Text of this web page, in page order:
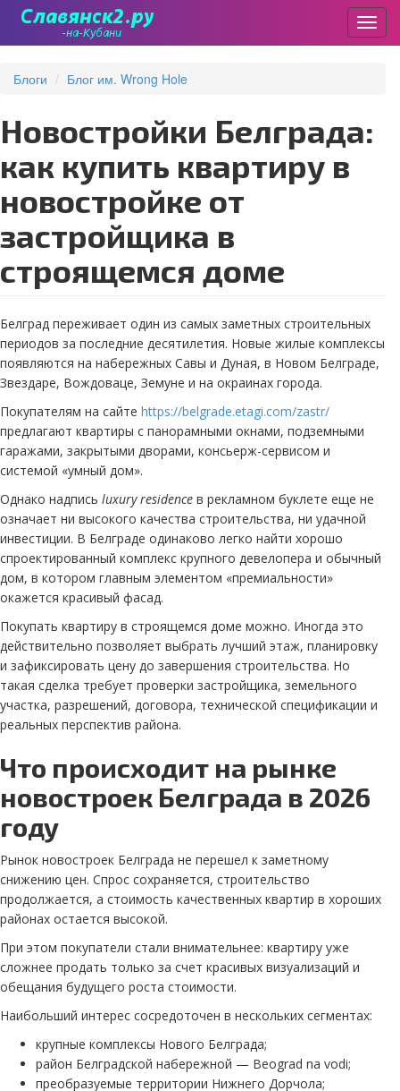
основному
Блоги Блог им. Wrong Hole
Новостройки Белграда:
как купить квартиру в
новостройке от
застройщика в
строящемся доме
Белград переживает один из самых заметных строительных
периодов за последние десятилетия. Новые жилые комплексы
появляются на набережных Савы и Дуная, в Новом Белграде,
Звездаре, Вождоваце, Земуне и на окраинах города.
Покупателям на сайте https://belgrade.etagi.com/zastr/
предлагают квартиры с панорамными окнами, подземными
гаражами, закрытыми дворами, консьерж-сервисом и
системой «умный дом».
Однако надпись luxury residence в рекламном буклете еще не
означает ни высокого качества строительства, ни удачной
инвестиции. В Белграде одинаково легко найти хорошо
спроектированный комплекс крупного девелопера и обычный
дом, в котором главным элементом «премиальности»
окажется красивый фасад.
Покупать квартиру в строящемся доме можно. Иногда это
действительно позволяет выбрать лучший этаж, планировку
и зафиксировать цену до завершения строительства. Но
такая сделка требует проверки застройщика, земельного
участка, разрешений, договора, технической спецификации и
реальных перспектив района.
Что происходит на рынке
новостроек Белграда в 2026
году
Рынок новостроек Белграда не перешел к заметному
снижению цен. Спрос сохраняется, строительство
продолжается, а стоимость качественных квартир в хороших
районах остается высокой.
При этом покупатели стали внимательнее: квартиру уже
сложнее продать только за счет красивых визуализаций и
обещания будущего роста стоимости.
Наибольший интерес сосредоточен в нескольких сегментах:
крупные комплексы Нового Белграда;
район Белградской набережной — Beograd na vodi;
преобразуемые территории Нижнего Дорчола;